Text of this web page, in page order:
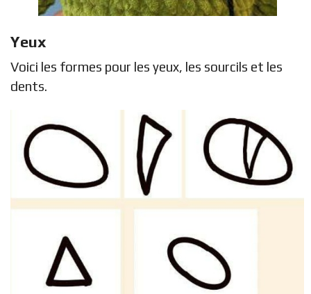
Yeux
Voici les formes pour les yeux, les sourcils et les
dents.